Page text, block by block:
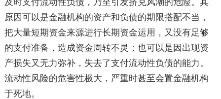
及时支付流动性负债，乃至引发挤兑风潮的危险。其
原因可以是金融机构的资产和负债的期限搭配不当，
把大量短期资金来源进行长期资金运用，又没有足够
的支付准备，造成资金周转不灵；也可以是因出现资
产损失又无力弥补，失去了支付流动性负债的能力。
流动性风险的危害性极大，严重时甚至会置金融机构
于死地。